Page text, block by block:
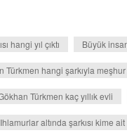
hangi yıl çıktı Büyük
Türkmen hangi şarkıyla
Türkmen kaç yıllık evli
Ihlamurlar altında şarkısı kime ait